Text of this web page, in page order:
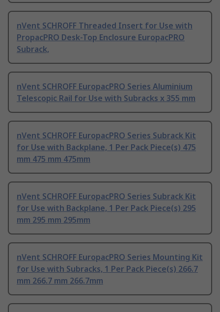
nVent SCHROFF Threaded Insert for Use with
PropacPRO Desk-Top Enclosure EuropacPRO
Subrack,
nVent SCHROFF EuropacPRO Series Aluminium
Telescopic Rail for Use with Subracks x 355 mm
nVent SCHROFF EuropacPRO Series Subrack Kit
for Use with Backplane, 1 Per Pack Piece(s) 475
mm 475 mm 475mm
nVent SCHROFF EuropacPRO Series Subrack Kit
for Use with Backplane, 1 Per Pack Piece(s) 295
mm 295 mm 295mm
nVent SCHROFF EuropacPRO Series Mounting Kit
for Use with Subracks, 1 Per Pack Piece(s) 266.7
mm 266.7 mm 266.7mm